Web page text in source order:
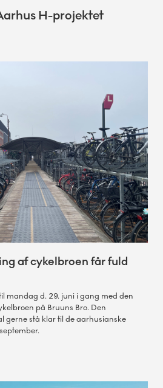
H-projektet
af cykelbroen får fuld
mandag d. 29. juni i gang med den
på Bruuns Bro. Den
gerne stå klar til de aarhusianske